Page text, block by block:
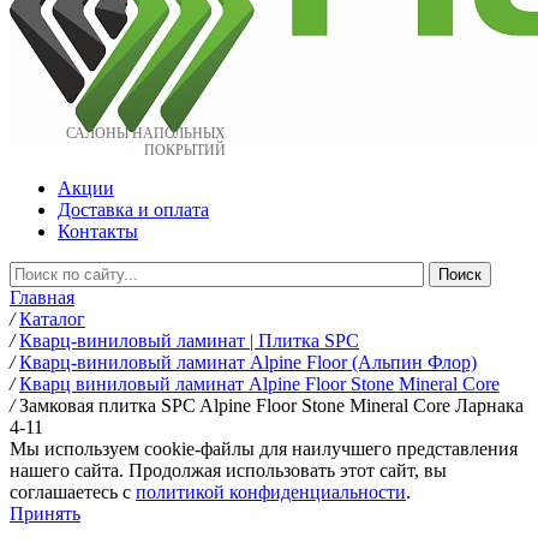
САЛОНЫ НАПОЛЬНЫХ
ПОКРЫТИЙ
Акции
Доставка и оплата
Контакты
Главная
/ Каталог
/ Кварц-виниловый ламинат | Плитка SPC
/ Кварц-виниловый ламинат Alpine Floor (Альпин Флор)
/ Кварц виниловый ламинат Alpine Floor Stone Mineral Core
/ Замковая плитка SPC Alpine Floor Stone Mineral Core Ларнака
4-11
Мы используем cookie-файлы для наилучшего представления
нашего сайта. Продолжая использовать этот сайт, вы
соглашаетесь c политикой конфиденциальности.
Принять